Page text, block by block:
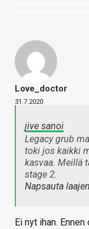
Love_doctor
31.7.2020
jive sanoi
Legacy grub
toki jos kaikki
kasvaa. Meillä
stage 2.
Napsauta
Ei nyt ihan.